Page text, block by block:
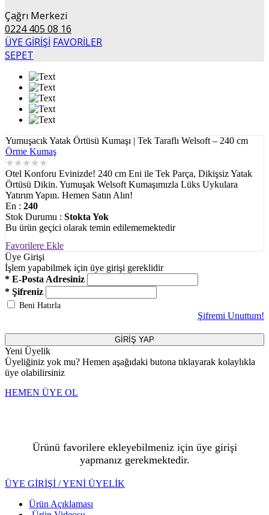
Çağrı Merkezi
0224 405 08 16
ÜYE GİRİŞİ FAVORİLER
SEPET
Yumuşacık Yatak Örtüsü Kumaşı | Tek Taraflı Welsoft – 240 cm
Örme Kumaş
★★★★★
Otel Konforu Evinizde! 240 cm Eni ile Tek Parça, Dikişsiz Yatak
Örtüsü Dikin. Yumuşak Welsoft Kumaşımızla Lüks Uykulara
Yatırım Yapın. Hemen Satın Alın!
En : 240
Stok Durumu : Stokta Yok
Bu ürün geçici olarak temin edilememektedir
Favorilere Ekle
Üye Girişi
İşlem yapabilmek için üye girişi gereklidir
* E-Posta Adresiniz
* Şifreniz
Beni Hatırla
Şifremi Unuttum!
GİRİŞ YAP
Yeni Üyelik
Üyeliğiniz yok mu? Hemen aşağıdaki butona tıklayarak kolaylıkla
üye olabilirsiniz
HEMEN ÜYE OL
Ürünü favorilere ekleyebilmeniz için üye girişi
yapmanız gerekmektedir.
ÜYE GİRİŞİ / YENİ ÜYELİK
Ürün Açıklaması